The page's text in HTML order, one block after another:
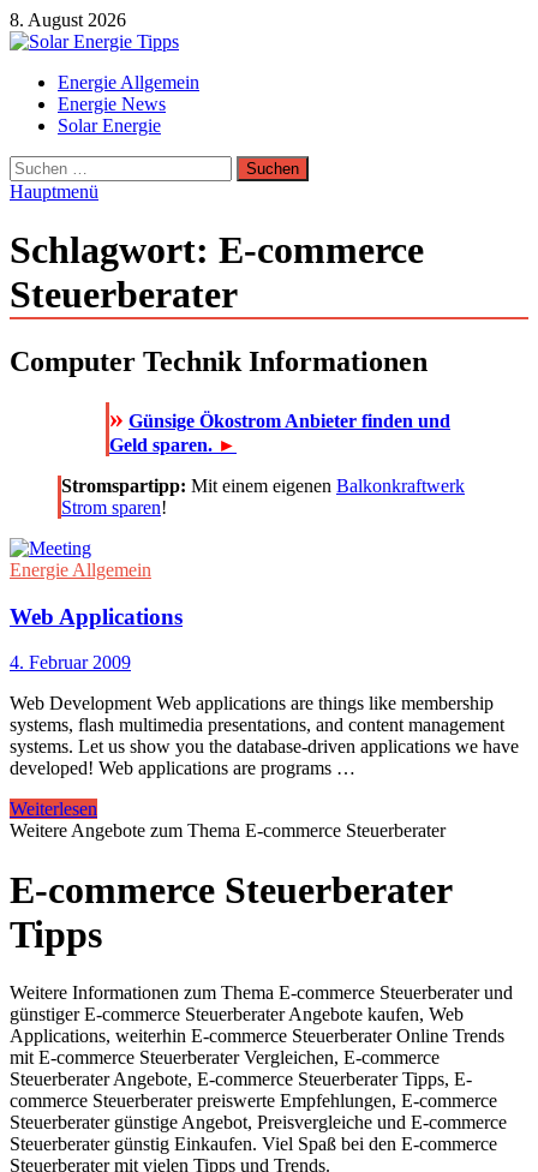
Zum
Inhalt
8. August 2026
Solar Energie Tipps
Solar Energie und Photovoltaik Informationen und Tipps
Energie Allgemein
Energie News
Solar Energie
Suchen
nach:
Hauptmenü
Schlagwort: E-commerce
Steuerberater
Computer Technik Informationen
» Günsige Ökostrom Anbieter finden und
Geld sparen. ►
Stromspartipp: Mit einem eigenen Balkonkraftwerk
Strom sparen!
Energie Allgemein
Web Applications
4. Februar 2009
Web Development Web applications are things like membership
systems, flash multimedia presentations, and content management
systems. Let us show you the database-driven applications we have
developed! Web applications are programs …
Weiterlesen
Weitere Angebote zum Thema E-commerce Steuerberater
E-commerce Steuerberater
Tipps
Weitere Informationen zum Thema E-commerce Steuerberater und
günstiger E-commerce Steuerberater Angebote kaufen, Web
Applications, weiterhin E-commerce Steuerberater Online Trends
mit E-commerce Steuerberater Vergleichen, E-commerce
Steuerberater Angebote, E-commerce Steuerberater Tipps, E-
commerce Steuerberater preiswerte Empfehlungen, E-commerce
Steuerberater günstige Angebot, Preisvergleiche und E-commerce
Steuerberater günstig Einkaufen. Viel Spaß bei den E-commerce
Steuerberater mit vielen Tipps und Trends.